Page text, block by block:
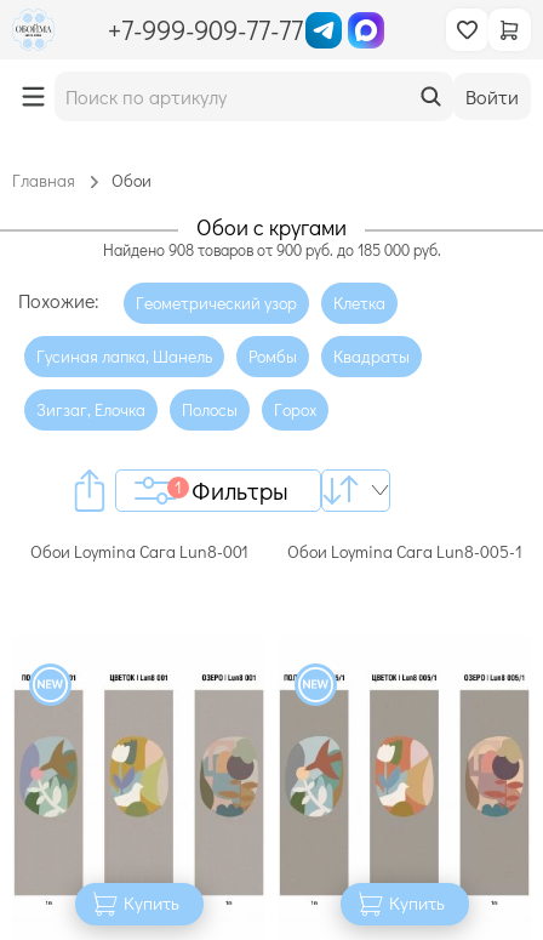
+7-999-909-77-77
Войти
Главная Обои
Обои с кругами
Найдено 908 товаров от 900 руб. до 185 000 руб.
Похожие: Геометрический узор Клетка
Гусиная лапка, Шанель Ромбы Квадраты
Зигзаг, Елочка Полосы Горох
Фильтры
1
Обои Loymina Сага Lun8-001
Купить
Обои Loymina Сага Lun8-005-1
Купить